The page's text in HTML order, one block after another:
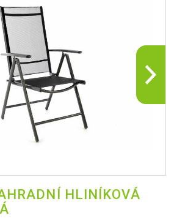
HLINÍKOVÁ